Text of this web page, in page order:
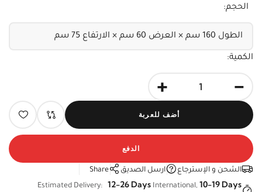
الحجم:
الكمية:
-
+
أضف للعربة
الدفع
الشحن و الإسترجاع ارسل الصديق
Share
Estimated Delivery: 12-26 Days International, 10-19 Days